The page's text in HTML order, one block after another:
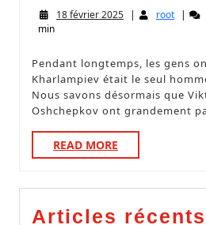
18 février 2025 | root |
min
Pendant longtemps, les gens ont considéré qu’ Anatoly
Kharlampiev était le seul
Nous savons désormais que
Oshchepkov ont grandement
READ MORE
Articles récents